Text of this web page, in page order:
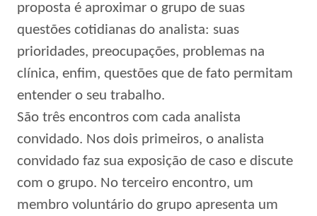
proposta é aproximar o grupo de suas
questões cotidianas do analista: suas
prioridades, preocupações, problemas na
clínica, enfim, questões que de fato permitam
entender o seu trabalho.
São três encontros com cada analista
convidado. Nos dois primeiros, o analista
convidado faz sua exposição de caso e discute
com o grupo. No terceiro encontro, um
membro voluntário do grupo apresenta um